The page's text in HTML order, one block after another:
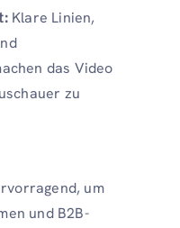
Klare Linien,
das Video
zu
um
und B2B-